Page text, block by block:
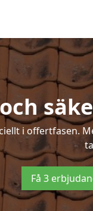
i offertfasen.
Få 3